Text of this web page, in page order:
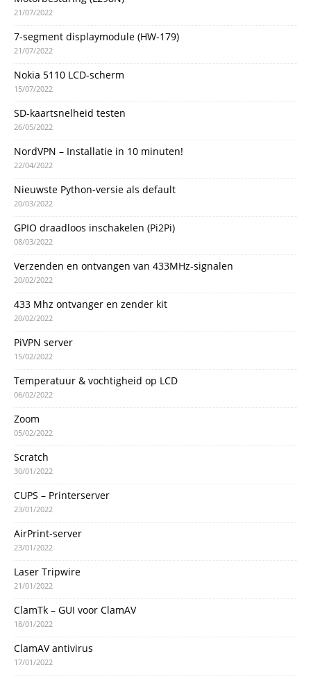
21/07/2022
7-segment displaymodule (HW-179)
21/07/2022
Nokia 5110 LCD-scherm
15/07/2022
SD-kaartsnelheid testen
26/05/2022
NordVPN – Installatie in 10 minuten!
22/04/2022
Nieuwste Python-versie als default
20/03/2022
GPIO draadloos inschakelen (Pi2Pi)
08/03/2022
Verzenden en ontvangen van 433MHz-signalen
20/02/2022
433 Mhz ontvanger en zender kit
20/02/2022
PiVPN server
15/02/2022
Temperatuur & vochtigheid op LCD
06/02/2022
Zoom
05/02/2022
Scratch
30/01/2022
CUPS – Printerserver
23/01/2022
AirPrint-server
23/01/2022
Laser Tripwire
21/01/2022
ClamTk – GUI voor ClamAV
18/01/2022
ClamAV antivirus
17/01/2022